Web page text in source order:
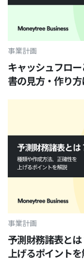
事業計画
キャッシュフロ
書の見方・作り
事業計画
予測財務諸表と
上げるポイント